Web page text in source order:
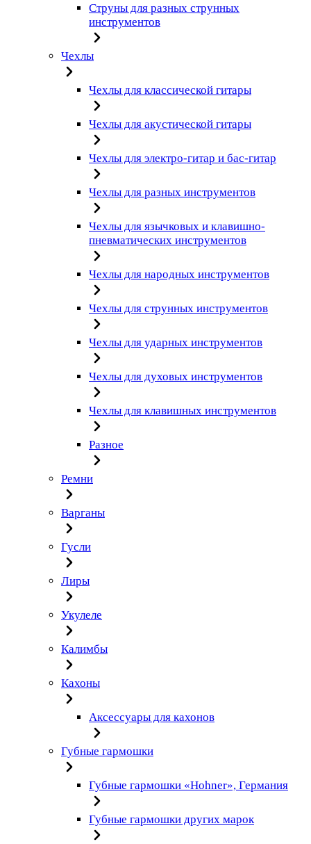
Струны для разных струнных
инструментов
Чехлы
Чехлы для классической гитары
Чехлы для акустической гитары
Чехлы для электро-гитар и бас-гитар
Чехлы для разных инструментов
Чехлы для язычковых и клавишно-
пневматических инструментов
Чехлы для народных инструментов
Чехлы для струнных инструментов
Чехлы для ударных инструментов
Чехлы для духовых инструментов
Чехлы для клавишных инструментов
Разное
Ремни
Варганы
Гусли
Лиры
Укулеле
Калимбы
Кахоны
Аксессуары для кахонов
Губные гармошки
Губные гармошки «Hohner», Германия
Губные гармошки других марок